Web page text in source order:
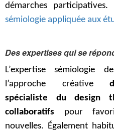
démarches participatives.
sémiologie appliquée aux
Des expertises qui se
L’expertise sémiologie
l’approche créative
spécialiste du design
collaboratifs pour
nouvelles. Également